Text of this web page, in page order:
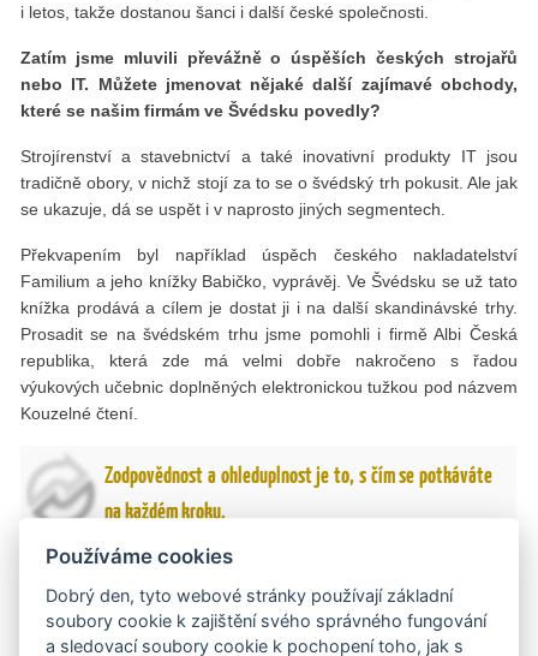
i letos, takže dostanou šanci i další české společnosti.
Zatím jsme mluvili převážně o úspěšíchčeských strojařů
nebo IT. Můžete jmenovat nějakédalší zajímavéobchody,
které se našim firmám ve Švédsku povedly?
Strojírenství a stavebnictví a také inovativní produkty IT jsou
tradičně obory, v nichž stojí za to se o švédský trh pokusit. Ale jak
se ukazuje, dá se uspět i v naprosto jiných segmentech.
Překvapením byl například úspěch českého nakladatelství
Familium a jeho knížky Babičko, vyprávěj. Ve Švédsku se už tato
knížka prodává a cílem je dostat ji i na další skandinávské trhy.
Prosadit se na švédském trhu jsme pomohli i firmě Albi Česká
republika, která zde má velmi dobře nakročeno s řadou
výukových učebnic doplněných elektronickou tužkou pod názvem
Kouzelné čtení.
Zodpovědnost a ohleduplnost je to, s čím se potkáváte
na každém kroku.
krátce. Po téměř třech letech už můžete říct sjistotou, co
na Švédsku a Švédech nejvíc obdivujete?
Používáme cookies
Dobrý den, tyto webové stránky používají základní
soubory cookie k zajištění svého správného fungování
a sledovací soubory cookie k pochopení toho, jak s